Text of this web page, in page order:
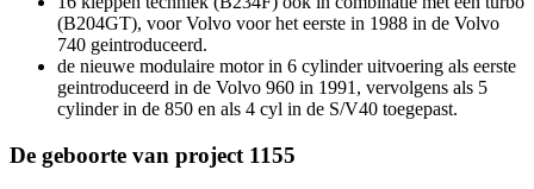
(B204GT), voor Volvo voor het eerste in 1988 in de Volvo
740 geintroduceerd.
de nieuwe modulaire motor in 6 cylinder uitvoering als eerste
geintroduceerd in de Volvo 960 in 1991, vervolgens als 5
cylinder in de 850 en als 4 cyl in de S/V40 toegepast.
De geboorte van project 1155